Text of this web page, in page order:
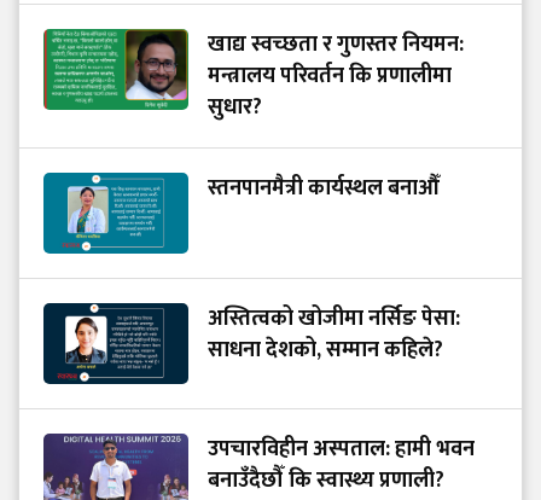
खाद्य स्वच्छता र गुणस्तर नियमन:
मन्त्रालय परिवर्तन कि प्रणालीमा
सुधार?
स्तनपानमैत्री कार्यस्थल बनाऔँ
अस्तित्वको खोजीमा नर्सिङ पेसा:
साधना देशको, सम्मान कहिले?
उपचारविहीन अस्पताल: हामी भवन
बनाउँदैछौँ कि स्वास्थ्य प्रणाली?